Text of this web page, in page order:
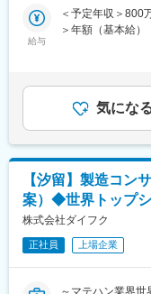
当社は、自動車
価値創出・業務
デジタル活用推
して組織変革・ビ
「デジタル人材育
進をしています。
革には、デンソー
す。室には約40名
や業務部門経験
にとらわれず一人
の技術支援・コ
善・プロセス改
アリング
・CAD/CAE/
・顧客課題に応
・導入後の技術
単なるツールの導
解決するのか、ど
が重要なポジショ
■業務の魅力
顧客課題のヒア
給与
＜予定年収＞800
＞年額（基本給
下する可能性が
す。
気にな
【汐留】製造コン
案）◆世界トップ
株式会社ダイフク
正社員 上場企業
～マテハン業界